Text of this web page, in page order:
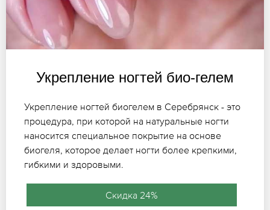
Укрепление ногтей био-гелем
Укрепление ногтей биогелем в Серебрянск - это
процедура, при которой на натуральные ногти
наносится специальное покрытие на основе
биогеля, которое делает ногти более крепкими,
гибкими и здоровыми.
Скидка 24%